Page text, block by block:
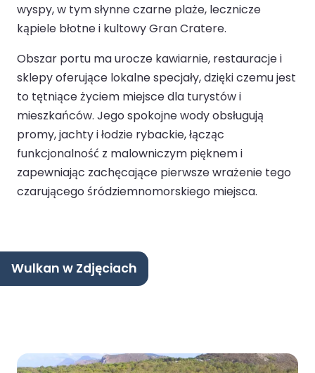
wyspy, w tym słynne czarne plaże, lecznicze
kąpiele błotne i kultowy Gran Cratere.
Obszar portu ma urocze kawiarnie, restauracje i
sklepy oferujące lokalne specjały, dzięki czemu jest
to tętniące życiem miejsce dla turystów i
mieszkańców. Jego spokojne wody obsługują
promy, jachty i łodzie rybackie, łącząc
funkcjonalność z malowniczym pięknem i
zapewniając zachęcające pierwsze wrażenie tego
czarującego śródziemnomorskiego miejsca.
Wulkan w Zdjęciach